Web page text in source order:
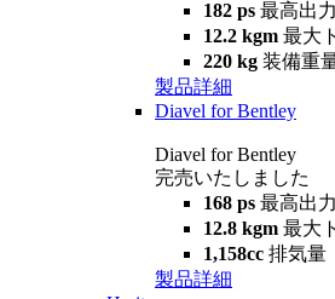
182 ps 最高出力
12.2 kgm 最大
220 kg 装備重
製品詳細
Diavel for Bentley
Diavel for Bentley
完売いたしました
168 ps 最高出力
12.8 kgm 最大
1,158cc 排気量
製品詳細